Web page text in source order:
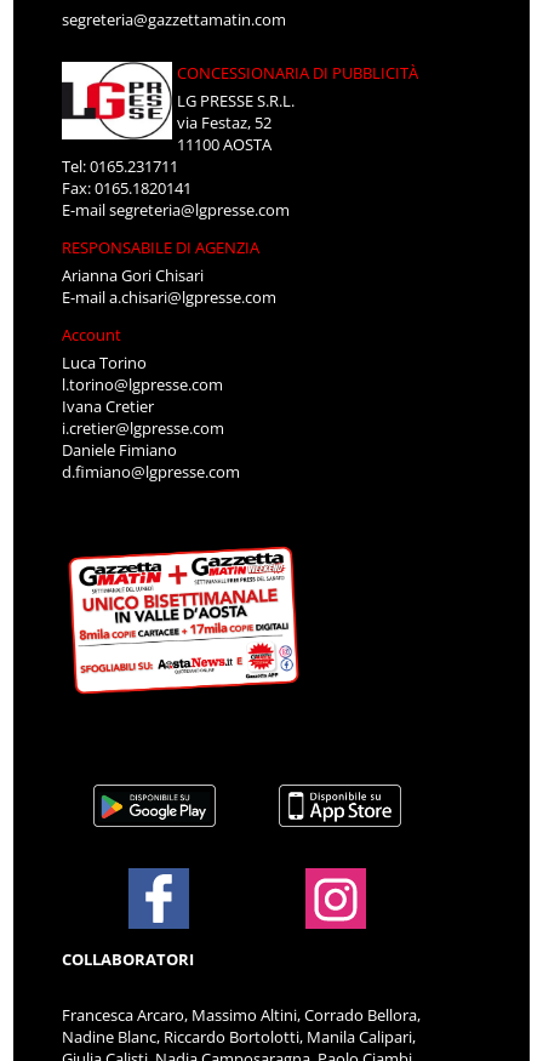
segreteria@gazzettamatin.com
CONCESSIONARIA DI PUBBLICITÀ
LG PRESSE S.R.L.
via Festaz, 52
11100 AOSTA
Tel: 0165.231711
Fax: 0165.1820141
E-mailsegreteria@lgpresse.com
RESPONSABILE DI AGENZIA
Arianna Gori Chisari
E-maila.chisari@lgpresse.com
Account
Luca Torino
l.torino@lgpresse.com
Ivana Cretier
i.cretier@lgpresse.com
Daniele Fimiano
d.fimiano@lgpresse.com
COLLABORATORI
Francesca Arcaro, Massimo Altini, Corrado Bellora,
Nadine Blanc, Riccardo Bortolotti, Manila Calipari,